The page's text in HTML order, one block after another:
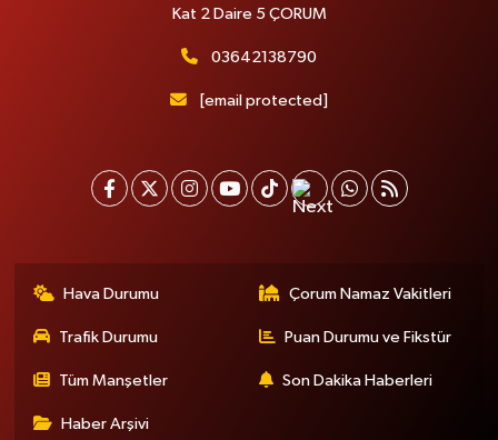
Kat 2 Daire 5 ÇORUM
03642138790
[email protected]
Hava Durumu Çorum Namaz Vakitleri
Trafik Durumu Puan Durumu ve Fikstür
Tüm Manşetler Son Dakika Haberleri
Haber Arşivi